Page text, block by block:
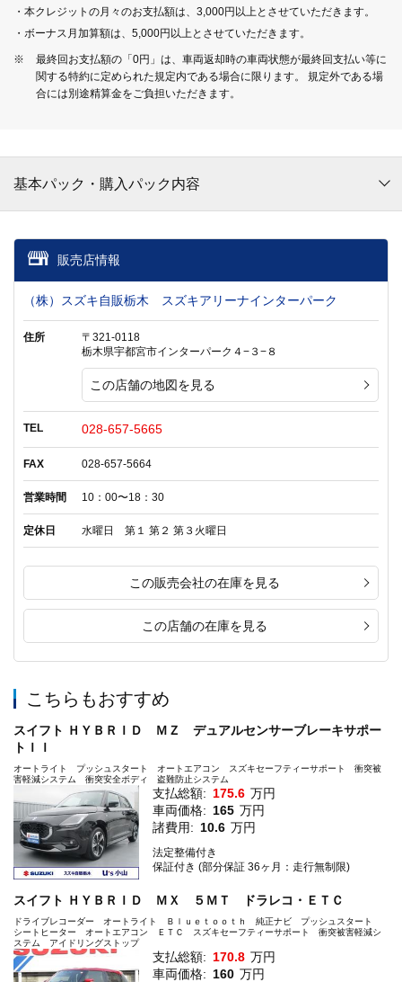
・本クレジットの月々のお支払額は、3,000円以上とさせていただきます。
・ボーナス月加算額は、5,000円以上とさせていただきます。
※
最終回お支払額の「0円」は、車両返却時の車両状態が最終回支払い等に
関する特約に定められた規定内である場合に限ります。 規定外である場
合には別途精算金をご負担いただきます。
基本パック・購入パック内容
販売店情報
（株）スズキ自販栃木 スズキアリーナインターパーク
住所
〒321-0118
栃木県宇都宮市インターパーク４−３−８
この店舗の地図を見る
TEL 028-657-5665
FAX 028-657-5664
営業時間 10：00〜18：30
定休日 水曜日 第１ 第２ 第３火曜日
この販売会社の在庫を見る
この店舗の在庫を見る
こちらもおすすめ
スイフト ＨＹＢＲＩＤ ＭＺ デュアルセンサーブレーキサポー
トＩＩ
オートライト プッシュスタート オートエアコン スズキセーフティーサポート 衝突被
害軽減システム 衝突安全ボディ 盗難防止システム
支払総額: 175.6 万円
車両価格: 165 万円
諸費用: 10.6 万円
法定整備付き
保証付き (部分保証 36ヶ月：走行無制限)
スイフト ＨＹＢＲＩＤ ＭＸ ５ＭＴ ドラレコ・ＥＴＣ
ドライブレコーダー オートライト Ｂｌｕｅｔｏｏｔｈ 純正ナビ プッシュスタート
シートヒーター オートエアコン ＥＴＣ スズキセーフティーサポート 衝突被害軽減シ
ステム アイドリングストップ
支払総額: 170.8 万円
車両価格: 160 万円